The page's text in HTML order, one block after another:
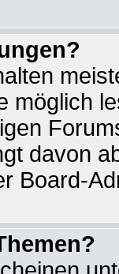
möglich
davon
Board-